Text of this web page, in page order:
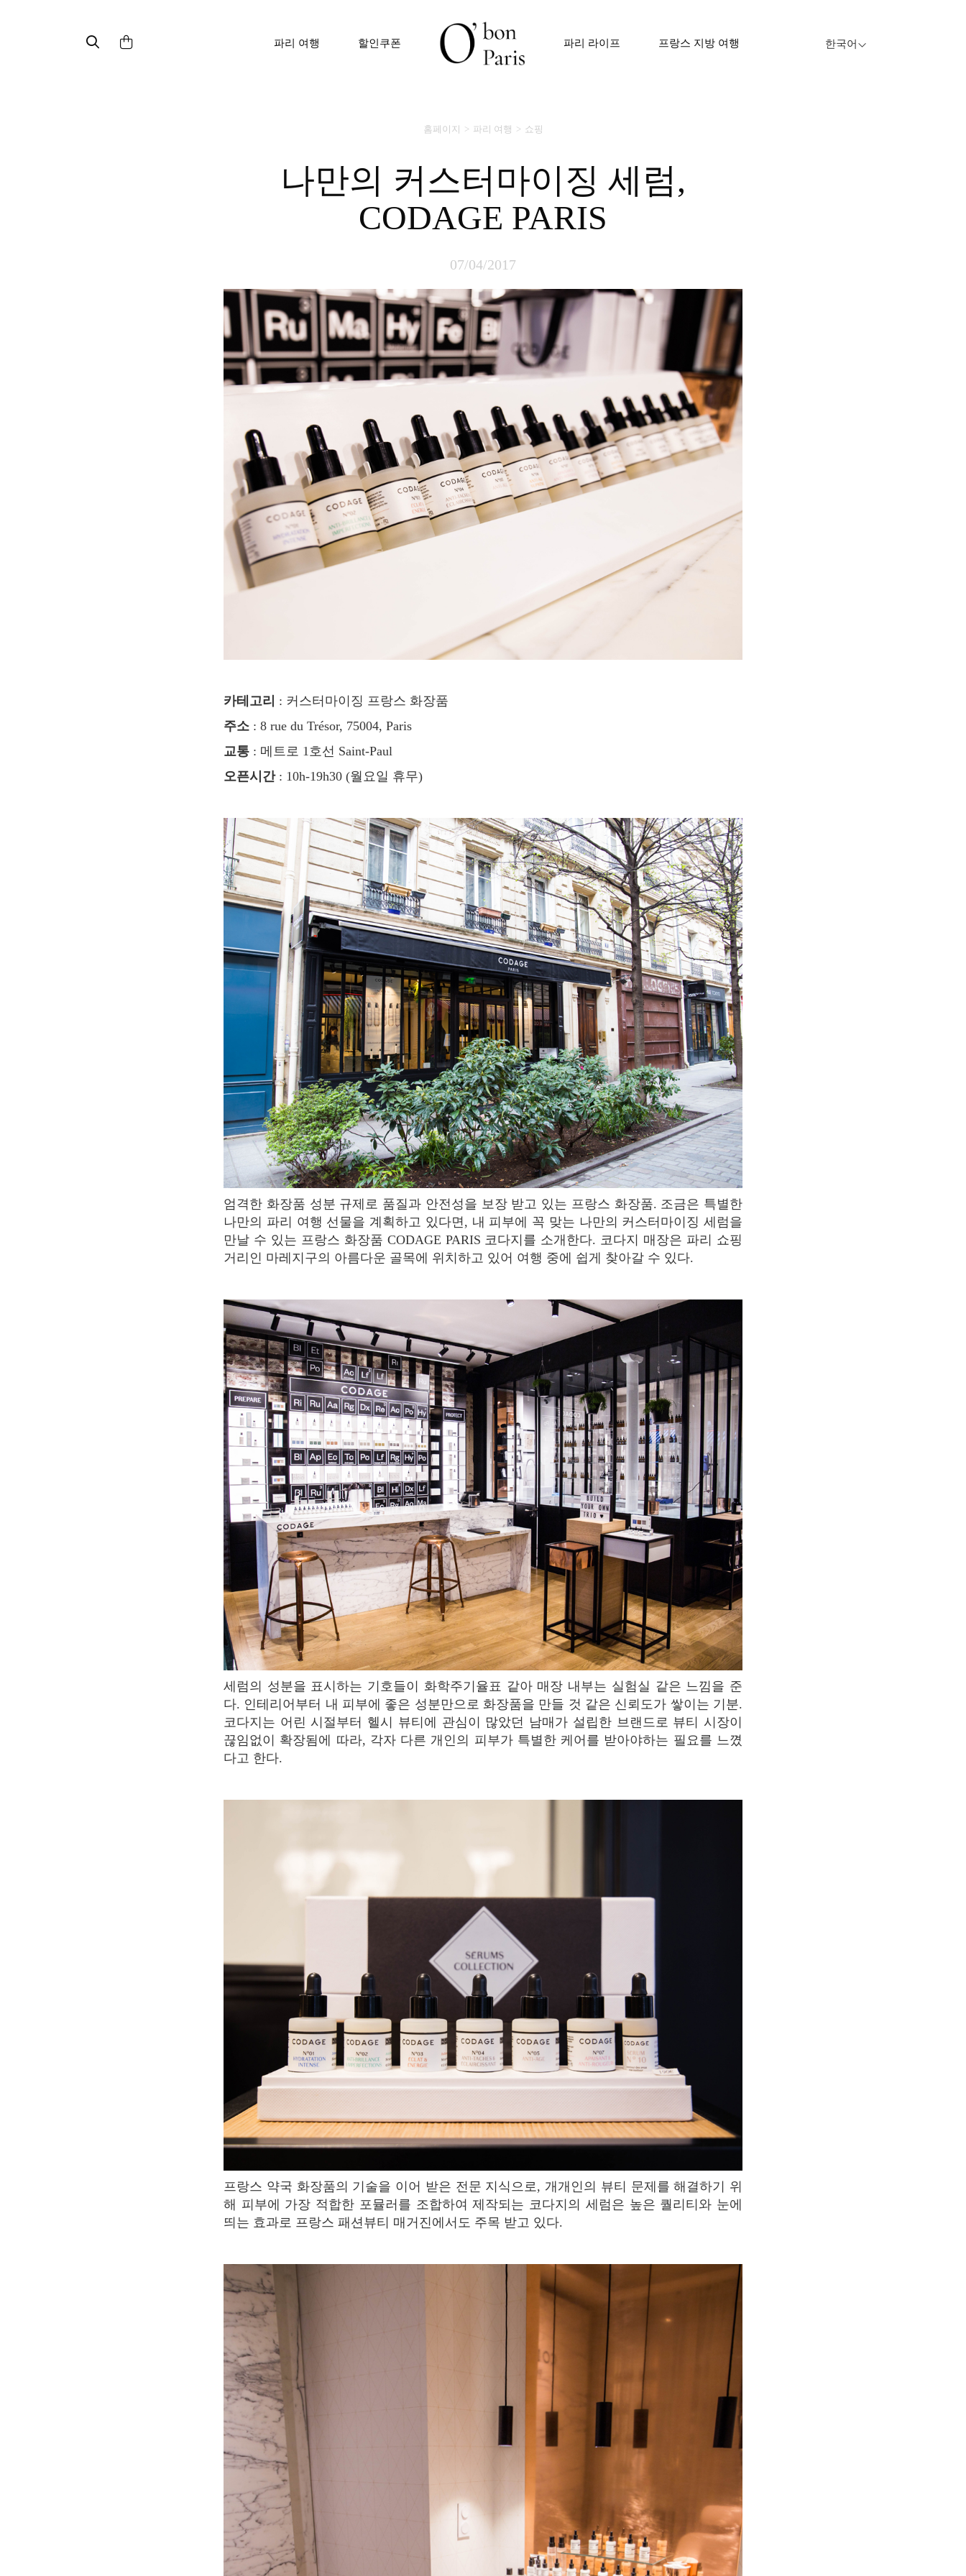
파리 여행 할인쿠폰 파리 라이프 프랑스 지방 여행 한국어
홈페이지 파리 여행 쇼핑
나만의 커스터마이징 세럼,
CODAGE PARIS
07/04/2017
카테고리 : 커스터마이징 프랑스 화장품
주소 : 8 rue du Trésor, 75004, Paris
교통 : 메트로 1호선 Saint-Paul
오픈시간: 10h-19h30 (월요일 휴무)
엄격한 화장품 성분 규제로 품질과 안전성을 보장 받고 있는 프랑스 화장품. 조금은 특별한
나만의 파리 여행 선물을 계획하고 있다면, 내 피부에 꼭 맞는 나만의 커스터마이징 세럼을
만날 수 있는 프랑스 화장품 CODAGE PARIS 코다지를 소개한다. 코다지 매장은 파리 쇼핑
거리인 마레지구의 아름다운 골목에 위치하고 있어 여행 중에 쉽게 찾아갈 수 있다.
세럼의 성분을 표시하는 기호들이 화학주기율표 같아 매장 내부는 실험실 같은 느낌을 준
다. 인테리어부터 내 피부에 좋은 성분만으로 화장품을 만들 것 같은 신뢰도가 쌓이는 기분.
코다지는 어린 시절부터 헬시 뷰티에 관심이 많았던 남매가 설립한 브랜드로 뷰티 시장이
끊임없이 확장됨에 따라, 각자 다른 개인의 피부가 특별한 케어를 받아야하는 필요를 느꼈
다고 한다.
프랑스 약국 화장품의 기술을 이어 받은 전문 지식으로, 개개인의 뷰티 문제를 해결하기 위
해 피부에 가장 적합한 포뮬러를 조합하여 제작되는 코다지의 세럼은 높은 퀄리티와 눈에
띄는 효과로 프랑스 패션뷰티 매거진에서도 주목 받고 있다.